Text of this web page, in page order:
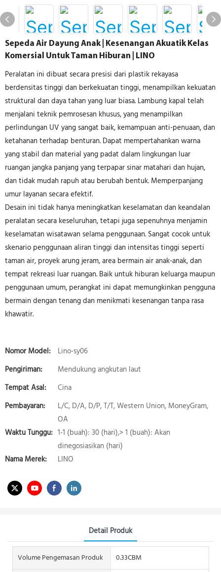
Sepeda Air Dayung Anak | Kesenangan Akuatik Kelas
Komersial Untuk Taman Hiburan | LINO
Peralatan ini dibuat secara presisi dari plastik rekayasa
berdensitas tinggi dan berkekuatan tinggi, menampilkan kekuatan
struktural dan daya tahan yang luar biasa. Lambung kapal telah
menjalani teknik pemrosesan khusus, yang menampilkan
perlindungan UV yang sangat baik, kemampuan anti-penuaan, dan
ketahanan terhadap benturan. Dapat mempertahankan warna
yang stabil dan material yang padat dalam lingkungan luar
ruangan jangka panjang yang terpapar sinar matahari dan hujan,
dan tidak mudah rapuh atau berubah bentuk. Memperpanjang
umur layanan secara efektif.
Desain ini tidak hanya meningkatkan keselamatan dan keandalan
peralatan secara keseluruhan, tetapi juga sepenuhnya menjamin
keselamatan wisatawan selama penggunaan. Sangat cocok untuk
skenario penggunaan aliran tinggi dan intensitas tinggi seperti
taman air, proyek arung jeram, area bermain air anak-anak, dan
tempat rekreasi luar ruangan. Baik untuk hiburan keluarga maupun
penggunaan umum, perangkat ini dapat memungkinkan pengguna
bermain dengan tenang dan menikmati kesenangan tanpa rasa
khawatir.
Nomor Model:
Lino-sy06
Pengiriman:
Mendukung angkutan laut
Tempat Asal:
Cina
Pembayaran:
L/C, D/A, D/P, T/T, Western Union, MoneyGram,
OA
Waktu Tunggu: 1-1 (buah): 30 (hari),> 1 (buah): Akan
dinegosiasikan (hari)
Nama Merek:
LINO
Detail Produk
Volume Pengemasan Produk
0.33CBM